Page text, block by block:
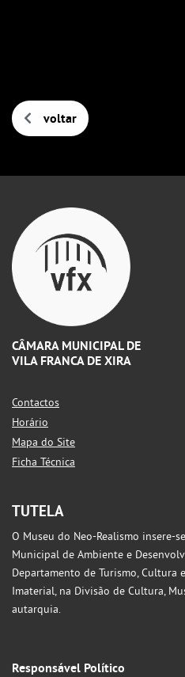
voltar
CÂMARA MUNICIPAL DE
VILA FRANCA DE XIRA
Contactos
Horário
Mapa do Site
Ficha Técnica
TUTELA
O Museu do Neo-Realismo insere-
Municipal de Ambiente e
Departamento de Turismo, Cultura
Imaterial, na Divisão de Cultura,
autarquia.
Responsável Político